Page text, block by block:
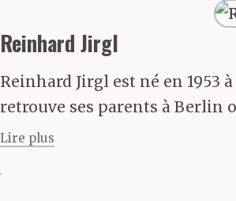
me
Reinhard Jirgl
Reinhard Jirgl est né en 1953
retrouve ses parents à Berlin
Lire plus